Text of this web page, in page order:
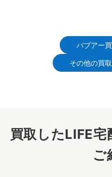
バブアー
その他の買
買取したLIFE
ご